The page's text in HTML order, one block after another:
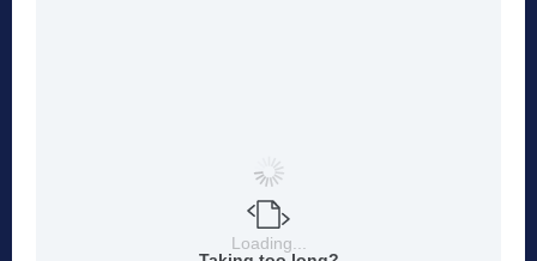
Loading...